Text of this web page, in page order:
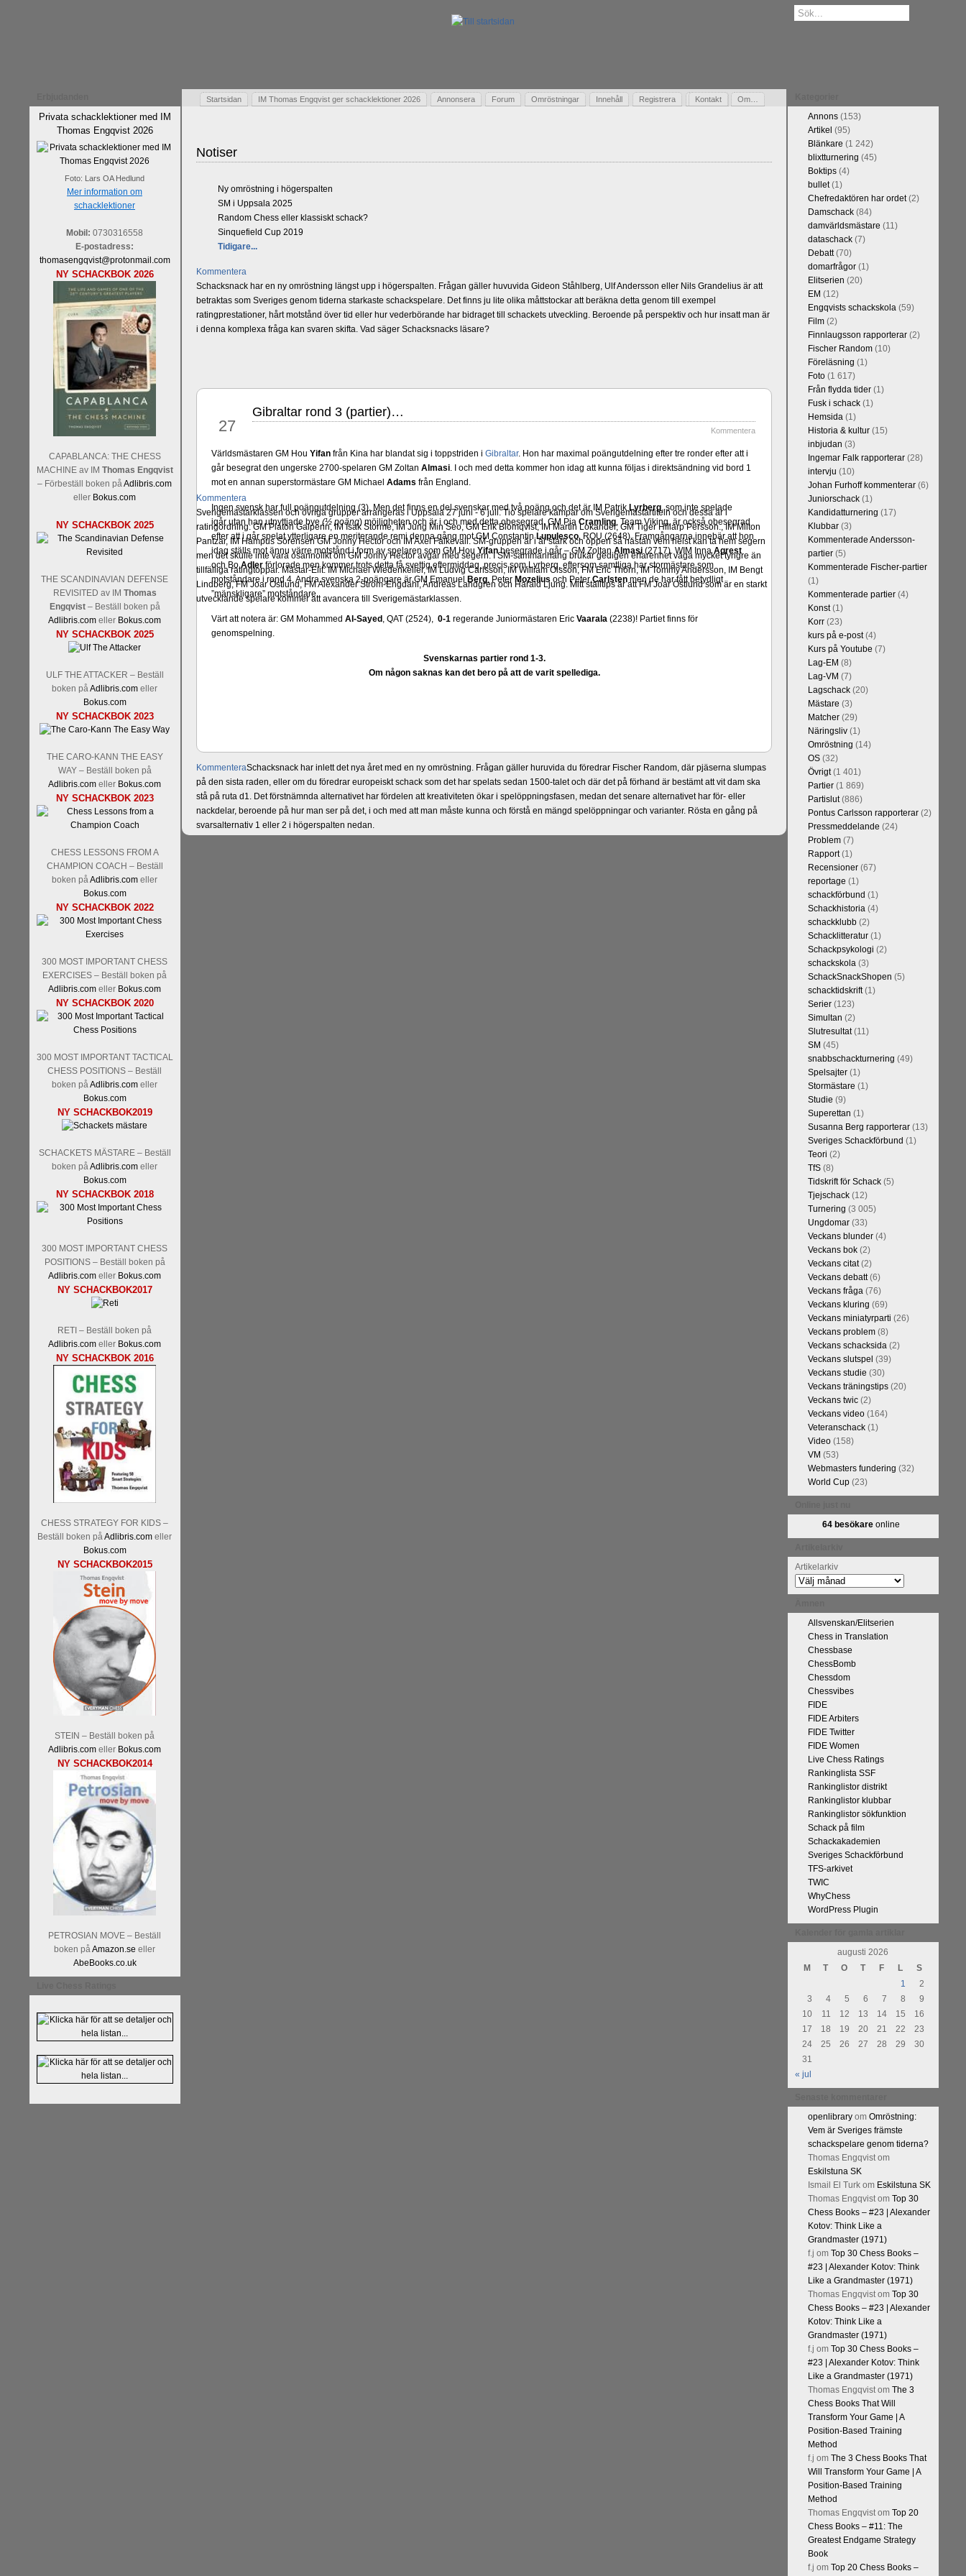
Privata schacklektioner med IM
Thomas Engqvist 2026
Foto: Lars OA Hedlund
Mer information om
schacklektioner
Mobil: 0730316558
E-postadress:
thomasengqvist@protonmail.com
NY SCHACKBOK 2026
CAPABLANCA: THE CHESS
MACHINE av IM Thomas Engqvist
– Förbeställ boken påAdlibris.com
eller Bokus.com
NY SCHACKBOK 2025
THE SCANDINAVIAN DEFENSE
REVISITED av IM Thomas
Engqvist– Beställ boken på
Adlibris.com eller Bokus.com
NY SCHACKBOK 2025
ULF THE ATTACKER – Beställ
boken påAdlibris.com eller
Bokus.com
NY SCHACKBOK 2023
THE CARO-KANN THE EASY
WAY – Beställ boken på
Adlibris.com eller Bokus.com
NY SCHACKBOK 2023
CHESS LESSONS FROM A
CHAMPION COACH – Beställ
boken påAdlibris.com eller
Bokus.com
NY SCHACKBOK 2022
300 MOST IMPORTANT CHESS
EXERCISES – Beställ boken på
Adlibris.com eller Bokus.com
NY SCHACKBOK 2020
300 MOST IMPORTANT TACTICAL
CHESS POSITIONS – Beställ
boken påAdlibris.com eller
Bokus.com
NY SCHACKBOK2019
SCHACKETS MÄSTARE – Beställ
boken påAdlibris.com eller
Bokus.com
NY SCHACKBOK 2018
300 MOST IMPORTANT CHESS
POSITIONS – Beställ boken på
Adlibris.com eller Bokus.com
NY SCHACKBOK2017
RETI – Beställ boken på
Adlibris.com eller Bokus.com
NY SCHACKBOK 2016
CHESS STRATEGY FOR KIDS –
Beställ boken på Adlibris.com eller
Bokus.com
NY SCHACKBOK2015
STEIN – Beställ boken på
Adlibris.com eller Bokus.com
NY SCHACKBOK2014
PETROSIAN MOVE – Beställ
boken påAmazon.se eller
AbeBooks.co.uk
Startsidan IM Thomas Engqvist ger schacklektioner 2026 Annonsera Forum Omröstningar Innehåll Registrera Kontakt Om…
Gästbok
Notiser
Ny omröstning i högerspalten
SM i Uppsala 2025
Random Chess eller klassiskt schack?
Sinquefield Cup 2019
Tidigare...
Kommentera
Schacksnack har en ny omröstning längst upp i högerspalten. Frågan gäller huvuvida Gideon Ståhlberg, Ulf Andersson eller Nils Grandelius är att
betraktas som Sveriges genom tiderna starkaste schackspelare. Det finns ju lite olika måttstockar att beräkna detta genom till exempel
ratingprestationer, hårt motstånd över tid eller hur vederbörande har bidraget till schackets utveckling. Beroende på perspektiv och hur insatt man är
i denna komplexa fråga kan svaren skifta. Vad säger Schacksnacks läsare?
Kommentera
Sverigemästarklassen och övriga grupper arrangeras i Uppsala 27 juni - 6 juli. Tio spelare kämpar om Sverigemästartiteln och dessa är i
ratingordning: GM Platon Galperin, IM Isak Storme, IM Jung Min Seo, GM Erik Blomqvist, IM Martin Lokander, GM Tiger Hillarp Persson., IM Milton
Pantzar, IM Hampus Sörensen GM Jonny Hector och IM Axel Falkevall. SM-gruppen är i år stark och öppen så nästan vem helst kan ta hem segern
men det skulle inte vara osannolikt om GM Jonny Hector avgår med segern. I SM-sammanhang brukar gedigen erfarenhet väga mycket tyngre än
tillfälliga ratingtoppar. Mästar-Elit: IM Michael Wiedenkeller, IM Ludvig Carlsson, IM William Olsson, FM Eric Thörn, IM Tommy Andersson, IM Bengt
Lindberg, FM Joar Östlund, FM Alexander Ström-Engdahl, Andreas Landgren och Harald Ljung. Mitt stalltips är att FM Joar Östlund som är en starkt
utvecklande spelare kommer att avancera till Sverigemästarklassen.
KommenteraSchacksnack har inlett det nya året med en ny omröstning. Frågan gäller huruvida du föredrar Fischer Random, där pjäserna slumpas
på den sista raden, eller om du föredrar europeiskt schack som det har spelats sedan 1500-talet och där det på förhand är bestämt att vit dam ska
stå på ruta d1. Det förstnämnda alternativet har fördelen att kreativiteten ökar i spelöppningsfasen, medan det senare alternativet har för- eller
nackdelar, beroende på hur man ser på det, i och med att man måste kunna och förstå en mängd spelöppningar och varianter. Rösta en gång på
svarsalternativ 1 eller 2 i högerspalten nedan.
27
Gibraltar rond 3 (partier)…
Kommentera
Världsmästaren GM Hou Yifanfrån Kina har blandat sig i toppstriden i Gibraltar. Hon har maximal poängutdelning efter tre ronder efter att i
går besegrat den ungerske 2700-spelaren GM Zoltan Almasi. I och med detta kommer hon idag att kunna följas i direktsändning vid bord 1
mot en annan superstormästare GM Michael Adams från England.
Ingen svensk har full poängutdelning (3). Men det finns en del svenskar med två poäng och det är IM Patrik Lyrberg, som inte spelade
igår utan han utnyttjade bye (½ poäng) möjligheten och är i och med detta obesegrad. GM Pia Cramling, Team Viking, är också obesegrad
efter att i går spelat ytterligare en meriterande remi denna gång mot GM Constantin Lupulesco, ROU (2648). Framgångarna innebär att hon
idag ställs mot ännu värre motstånd i form av spelaren som GM Hou Yifanbesegrade i går – GM ZoltanAlmasi(2717). WIM InnaAgrest
och BoAdlerförlorade men kommer trots detta få svettig eftermiddag, precis som Lyrberg, eftersom samtliga har stormästare som
motståndare i rond 4. Andra svenska 2-poängare är GM Emanuel
Berg, Peter Mozelius och PeterCarlstenmen de har fått betydligt
”mänskligare” motståndare.
Värt att notera är: GM Mohammed Al-Sayed , QAT (2524), 0-1regerande Juniormästaren Eric Vaarala(2238)! Partiet finns för
genomspelning.
Svenskarnas partier rond 1-3.
Om någon saknas kan det bero på att de varit spellediga.
Annons(153)
Artikel (95)
Blänkare (1 242)
blixtturnering (45)
Boktips(4)
bullet(1)
Chefredaktören har ordet(2)
Damschack(84)
damvärldsmästare (11)
dataschack(7)
Debatt(70)
domarfrågor(1)
Elitserien (20)
EM (12)
Engqvists schackskola(59)
Film(2)
Finnlaugsson rapporterar(2)
Fischer Random(10)
Föreläsning (1)
Foto(1 617)
Från flydda tider(1)
Fusk i schack(1)
Hemsida(1)
Historia & kultur(15)
inbjudan (3)
Ingemar Falk rapporterar(28)
intervju (10)
Johan Furhoff kommenterar(6)
Juniorschack(1)
Kandidatturnering (17)
Klubbar(3)
Kommenterade Andersson-
partier(5)
Kommenterade Fischer-partier
(1)
Kommenterade partier(4)
Konst(1)
Korr(23)
kurs på e-post(4)
Kurs på Youtube (7)
Lag-EM (8)
Lag-VM (7)
Lagschack(20)
Mästare (3)
Matcher(29)
Näringsliv(1)
Omröstning (14)
OS(32)
Övrigt(1 401)
Partier(1 869)
Partislut(886)
Pontus Carlsson rapporterar(2)
Pressmeddelande (24)
Problem(7)
Rapport(1)
Recensioner(67)
reportage (1)
schackförbund (1)
Schackhistoria(4)
schackklubb(2)
Schacklitteratur(1)
Schackpsykologi (2)
schackskola(3)
SchackSnackShopen (5)
schacktidskrift(1)
Serier(123)
Simultan (2)
Slutresultat(11)
SM (45)
snabbschackturnering (49)
Spelsajter(1)
Stormästare (1)
Studie (9)
Superettan (1)
Susanna Berg rapporterar(13)
Sveriges Schackförbund (1)
Teori (2)
TfS(8)
Tidskrift för Schack(5)
Tjejschack(12)
Turnering (3 005)
Ungdomar(33)
Veckans blunder(4)
Veckans bok(2)
Veckans citat(2)
Veckans debatt(6)
Veckans fråga(76)
Veckans kluring (69)
Veckans miniatyrparti (26)
Veckans problem(8)
Veckans schacksida(2)
Veckans slutspel (39)
Veckans studie (30)
Veckans träningstips(20)
Veckans twic(2)
Veckans video(164)
Veteranschack(1)
Video(158)
VM (53)
Webmasters fundering (32)
World Cup(23)
64 besökareonline
Artikelarkiv
Allsvenskan/Elitserien
Chess in Translation
Chessbase
ChessBomb
Chessdom
Chessvibes
FIDE
FIDE Arbiters
FIDE Twitter
FIDE Women
Live Chess Ratings
Rankinglista SSF
Rankinglistor distrikt
Rankinglistor klubbar
Rankinglistor sökfunktion
Schack på film
Schackakademien
Sveriges Schackförbund
TFS-arkivet
TWIC
WhyChess
WordPress Plugin
augusti 2026
M
T O T F L
S
1
2
3
4 5 6 7 8
9
10
11 12 13 14 15
16
17
18 19 20 21 22
23
24
25 26 27 28 29
30
31
« jul
openlibraryom Omröstning:
Vem är Sveriges främste
schackspelare genom tiderna?
Thomas Engqvistom
Eskilstuna SK
Ismail El Turkom Eskilstuna SK
Thomas Engqvistom Top 30
Chess Books – #23 | Alexander
Kotov: Think Like a
Grandmaster (1971)
f.j om Top 30 Chess Books –
#23 | Alexander Kotov: Think
Like a Grandmaster (1971)
Thomas Engqvistom Top 30
Chess Books – #23 | Alexander
Kotov: Think Like a
Grandmaster (1971)
f.j om Top 30 Chess Books –
#23 | Alexander Kotov: Think
Like a Grandmaster (1971)
Thomas Engqvistom The 3
Chess Books That Will
Transform Your Game | A
Position-Based Training
Method
f.j om The 3 Chess Books That
Will Transform Your Game | A
Position-Based Training
Method
Thomas Engqvistom Top 20
Chess Books – #11: The
Greatest Endgame Strategy
Book
f.j om Top 20 Chess Books –